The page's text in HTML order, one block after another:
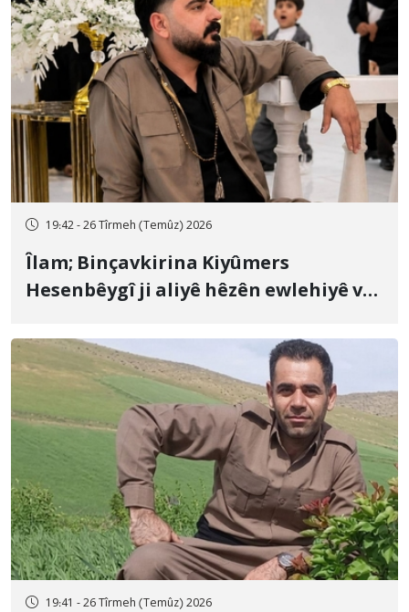
19:42 - 26 Tîrmeh (Temûz) 2026
Îlam; Binçavkirina Kiyûmers
Hesenbêygî ji aliyê hêzên ewlehiyê ve
19:41 - 26 Tîrmeh (Temûz) 2026